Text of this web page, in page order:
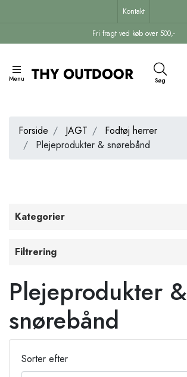
Fri fragt ved køb over 500,-
Kontakt
Menu Søg
Forside JAGT
Fodtøj herrer
Plejeprodukter & snørebånd
Kategorier
Filtrering
Plejeprodukter &
snørebånd
Sorter efter